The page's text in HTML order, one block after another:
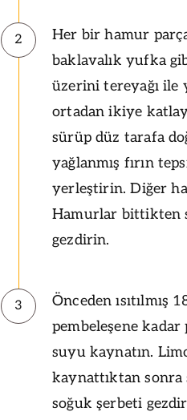
2
Her bir hamur
baklavalık yufka
üzerini tereyağı ile
ortadan ikiye
sürüp düz tarafa
yağlanmış fırın
yerleştirin. Diğer
Hamurlar bittikten
gezdirin.
3
Önceden ısıtılmış
pembeleşene
suyu kaynatın.
kaynattıktan sonra
soğuk şerbeti